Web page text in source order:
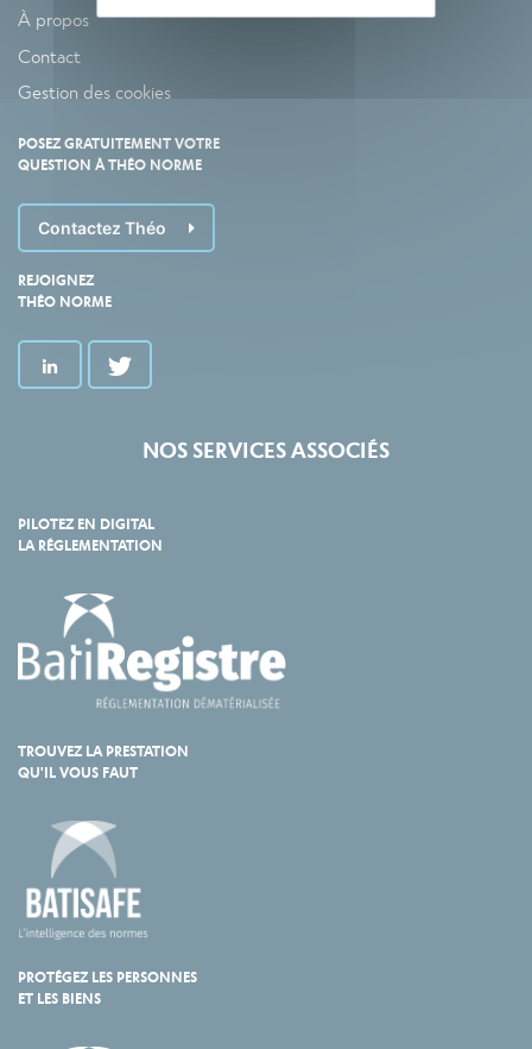
À propos
Contact
Gestion des cookies
POSEZ GRATUITEMENT VOTRE
QUESTION À THÉO NORME
Contactez Théo
REJOIGNEZ
THÉO NORME
NOS SERVICES ASSOCIÉS
PILOTEZ EN DIGITAL
LA RÉGLEMENTATION
TROUVEZ LA PRESTATION
QU'IL VOUS FAUT
PROTÉGEZ LES PERSONNES
ET LES BIENS